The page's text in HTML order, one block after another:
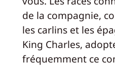
de la compagnie,
les carlins et les
King Charles,
fréquemment ce